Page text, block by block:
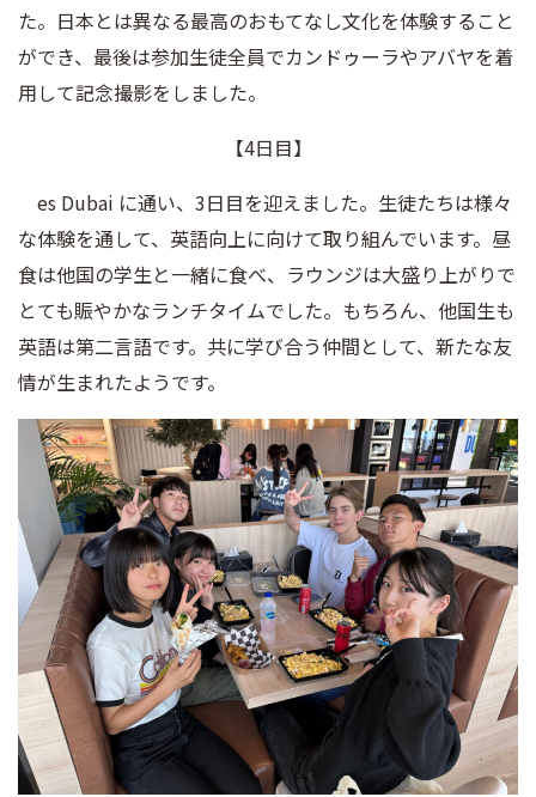
た。日本とは異なる最高のおもてなし文化を体験すること
ができ、最後は参加生徒全員でカンドゥーラやアバヤを着
用して記念撮影をしました。
【4日目】
es Dubai に通い、3日目を迎えました。生徒たちは様々
な体験を通して、英語向上に向けて取り組んでいます。昼
食は他国の学生と一緒に食べ、ラウンジは大盛り上がりで
とても賑やかなランチタイムでした。もちろん、他国生も
英語は第二言語です。共に学び合う仲間として、新たな友
情が生まれたようです。